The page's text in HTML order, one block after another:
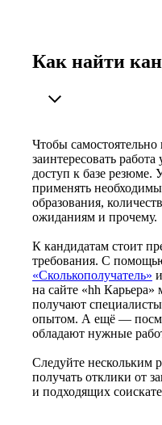
Как найти
Чтобы
заинтересовать
доступ к базе резюме.
применять
образования,
ожиданиям и прочему.
К кандидатам стоит
требования. С
«Сколькополучатель»
на сайте «hh Карьера»
получают
опытом. А ещё —
обладают нужные
Следуйте нескольким
получать отклики от
и подходящих